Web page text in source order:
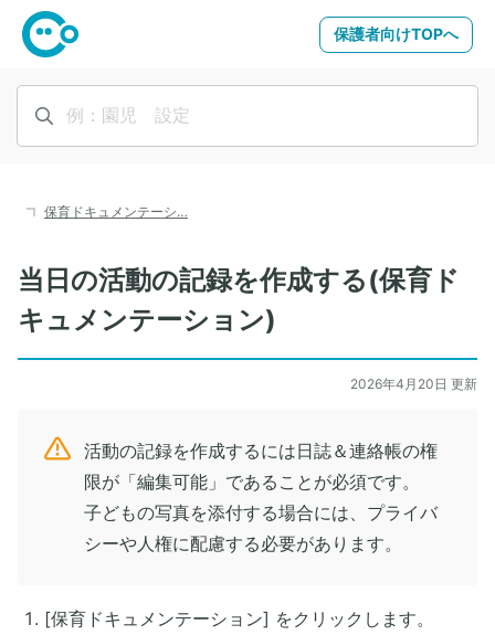
保護者向けTOPへ
保育ドキュメンテーシ…
当日の活動の記録を作成する(保育ド
キュメンテーション)
2026年4月20日 更新
活動の記録を作成するには日誌＆連絡帳の権
限が「編集可能」であることが必須です。
子どもの写真を添付する場合には、プライバ
シーや人権に配慮する必要があります。
[保育ドキュメンテーション] をクリックします。